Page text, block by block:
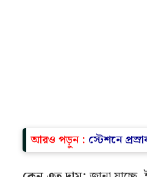
আরও পড়ুন : স্টেশনে